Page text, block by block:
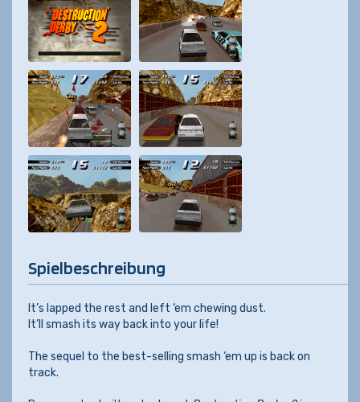
Spielbeschreibung
It’s lapped the rest and left ‘em chewing dust.
It’ll smash its way back into your life!
The sequel to the best-selling smash ‘em up is back on
track.